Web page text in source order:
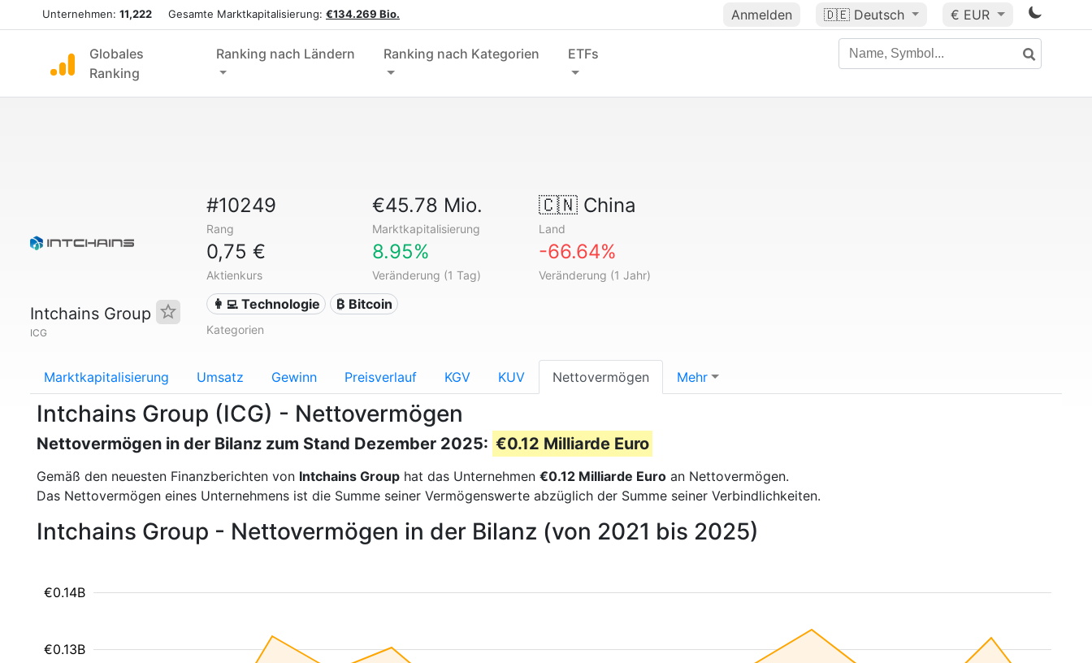
Unternehmen: 11,222 Gesamte Marktkapitalisierung: €134.269 Bio. Anmelden 🇩🇪 Deutsch € EUR
Globales
Ranking
Ranking nach Ländern Ranking nach Kategorien ETFs
Intchains Group
ICG
#10249
Rang
€45.78 Mio.
Marktkapitalisierung
🇨🇳China
Land
0,75 €
Aktienkurs
8.95%
Veränderung (1 Tag)
-66.64%
Veränderung (1 Jahr)
👩‍💻 Technologie ₿ Bitcoin
Kategorien
Marktkapitalisierung Umsatz Gewinn Preisverlauf KGV KUV Nettovermögen Mehr
Intchains Group (ICG) - Nettovermögen
Nettovermögen in der Bilanz zum Stand Dezember 2025: €0.12 Milliarde Euro
Gemäß den neuesten Finanzberichten von Intchains Group hat das Unternehmen €0.12 Milliarde Euro an Nettovermögen.
Das Nettovermögen eines Unternehmens ist die Summe seiner Vermögenswerte abzüglich der Summe seiner Verbindlichkeiten.
Intchains Group - Nettovermögen in der Bilanz (von 2021 bis 2025)
€0.13B
€0.14B